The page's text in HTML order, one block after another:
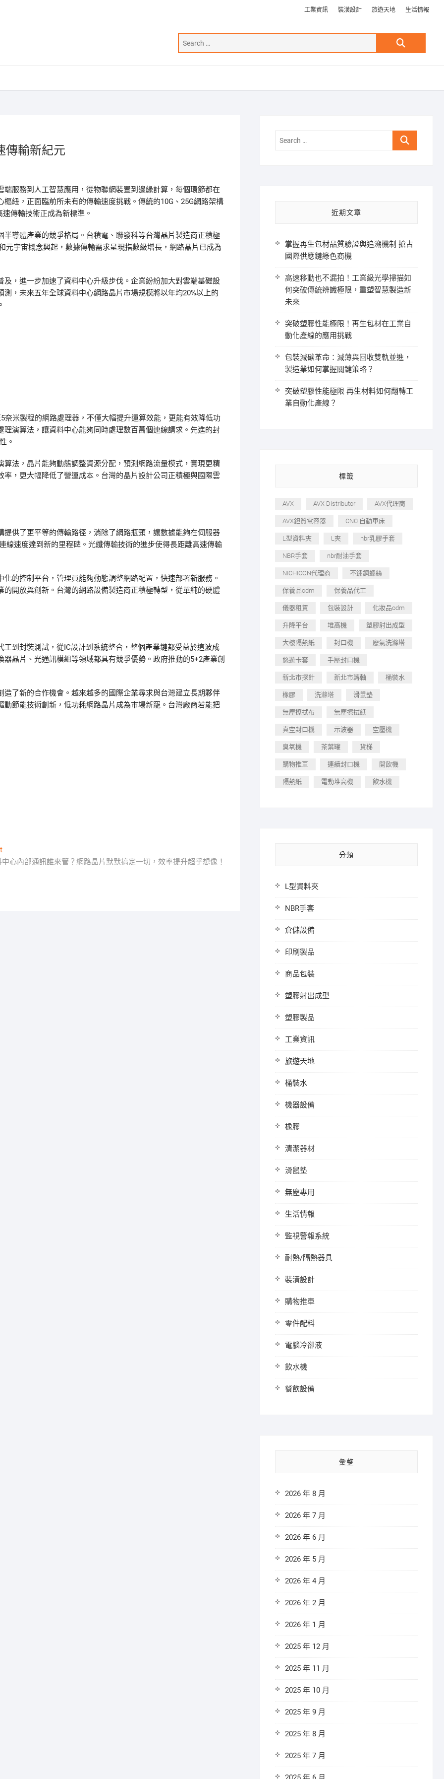
工業資訊 裝潢設計 旅遊天地 生活情報
Search
傳輸新紀元
服務到人工智慧應用，從物聯網裝置到邊緣計算，每個環節都在
紐，正面臨前所未有的傳輸速度挑戰。傳統的10G、25G網路架構
傳輸技術正成為新標準。
導體產業的競爭格局。台積電、聯發科等台灣晶片製造商正積極
宇宙概念興起，數據傳輸需求呈現指數級增長，網路晶片已成為
，進一步加速了資料中心升級步伐。企業紛紛加大對雲端基礎設
，未來五年全球資料中心網路晶片市場規模將以年均20%以上的
米製程的網路處理器，不僅大幅提升運算效能，更能有效降低功
演算法，讓資料中心能夠同時處理數百萬個連線請求。先進的封
。
法，晶片能夠動態調整資源分配，預測網路流量模式，實現更精
，更大幅降低了營運成本。台灣的晶片設計公司正積極與國際雲
供了更平等的傳輸路徑，消除了網路瓶頸，讓數據能夠在伺服器
線速度達到新的里程碑。光纖傳輸技術的進步使得長距離高速傳輸
的控制平台，管理員能夠動態調整網路配置，快速部署新服務。
開放與創新。台灣的網路設備製造商正積極轉型，從單純的硬體
到封裝測試，從IC設計到系統整合，整個產業鏈都受益於這波成
晶片、光通訊模組等領域都具有競爭優勢。政府推動的5+2產業創
了新的合作機會。越來越多的國際企業尋求與台灣建立長期夥伴
節能技術創新，低功耗網路晶片成為市場新寵。台灣廠商若能把
Next
post:
中心內部通訊誰來管？網路晶片默默搞定一切，效率提升超乎想像！
Search
近期文章
掌握再生包材品質驗證與追溯機制 搶占
國際供應鏈綠色商機
高速移動也不漏拍！工業級光學掃描如
何突破傳統辨識極限，重塑智慧製造新
未來
突破塑膠性能極限！再生包材在工業自
動化產線的應用挑戰
包裝減碳革命：減薄與回收雙軌並進，
製造業如何掌握關鍵策略？
突破塑膠性能極限 再生材料如何翻轉工
業自動化產線？
標籤
AVX AVX Distributor AVX代理商
AVX鉭質電容器 CNC 自動車床
L型資料夾 L夾 nbr乳膠手套
NBR手套 nbr耐油手套
NICHICON代理商 不鏽鋼螺絲
保養品odm 保養品代工
儀器租賃 包裝設計 化妝品odm
升降平台 堆高機 塑膠射出成型
大樓隔熱紙 封口機 廢氣洗滌塔
悠遊卡套 手壓封口機
新北市探針 新北市轉軸 桶裝水
橡膠 洗滌塔 滑鼠墊
無塵擦拭布 無塵擦拭紙
真空封口機 示波器 空壓機
臭氧機 茶葉罐 貨梯
購物推車 連續封口機 開飲機
隔熱紙 電動堆高機 飲水機
分類
L型資料夾
NBR手套
倉儲設備
印刷製品
商品包裝
塑膠射出成型
塑膠製品
工業資訊
旅遊天地
桶裝水
機器設備
橡膠
清潔器材
滑鼠墊
無塵專用
生活情報
監視警報系統
耐熱/隔熱器具
裝潢設計
購物推車
零件配料
電腦冷卻液
飲水機
餐飲設備
彙整
2026 年 8 月
2026 年 7 月
2026 年 6 月
2026 年 5 月
2026 年 4 月
2026 年 2 月
2026 年 1 月
2025 年 12 月
2025 年 11 月
2025 年 10 月
2025 年 9 月
2025 年 8 月
2025 年 7 月